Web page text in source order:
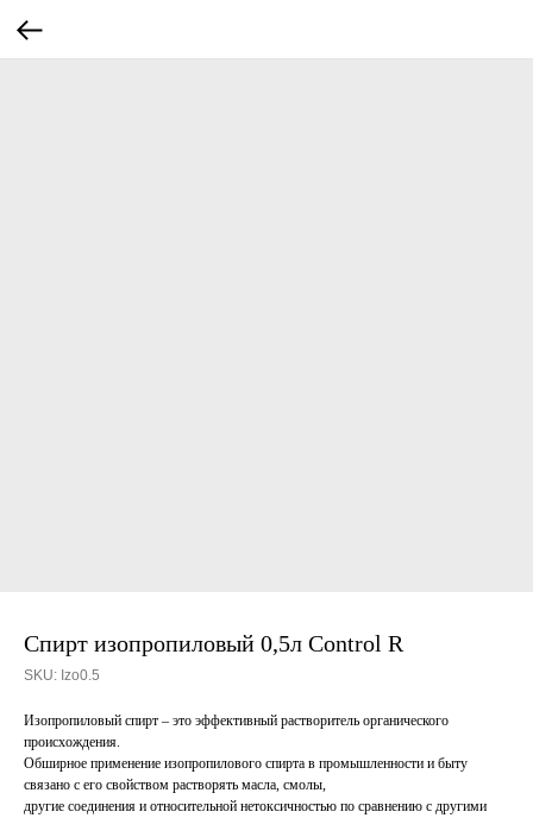
Спирт изопропиловый 0,5л Control R
SKU: Izo0.5
Изопропиловый спирт – это эффективный растворитель органического
происхождения.
Обширное применение изопропилового спирта в промышленности и быту
связано с его свойством растворять масла, смолы,
другие соединения и относительной нетоксичностью по сравнению с другими